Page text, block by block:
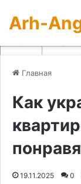
Arh-
Главная
Как
19.11.2025 0